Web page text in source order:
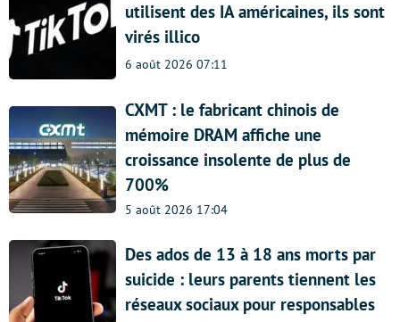
utilisent des IA américaines, ils sont
virés illico
6 août 2026 07:11
CXMT : le fabricant chinois de
mémoire DRAM affiche une
croissance insolente de plus de
700%
5 août 2026 17:04
Des ados de 13 à 18 ans morts par
suicide : leurs parents tiennent les
réseaux sociaux pour responsables